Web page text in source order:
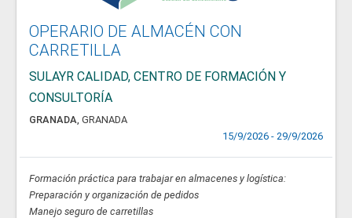
OPERARIO DE ALMACÉN CON
CARRETILLA
SULAYR CALIDAD, CENTRO DE FORMACIÓN Y
CONSULTORÍA
GRANADA, GRANADA
15/9/2026 - 29/9/2026
Formación práctica para trabajar en almacenes y logística:
Preparación y organización de pedidos
Manejo seguro de carretillas